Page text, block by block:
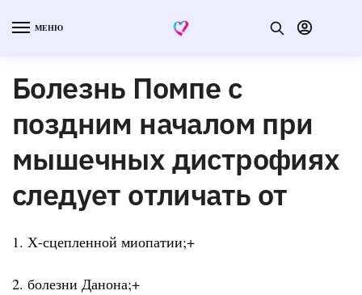
МЕНЮ
Болезнь Помпе с
поздним началом при
мышечных дистрофиях
следует отличать от
1. Х-сцепленной миопатии;+
2. болезни Данона;+